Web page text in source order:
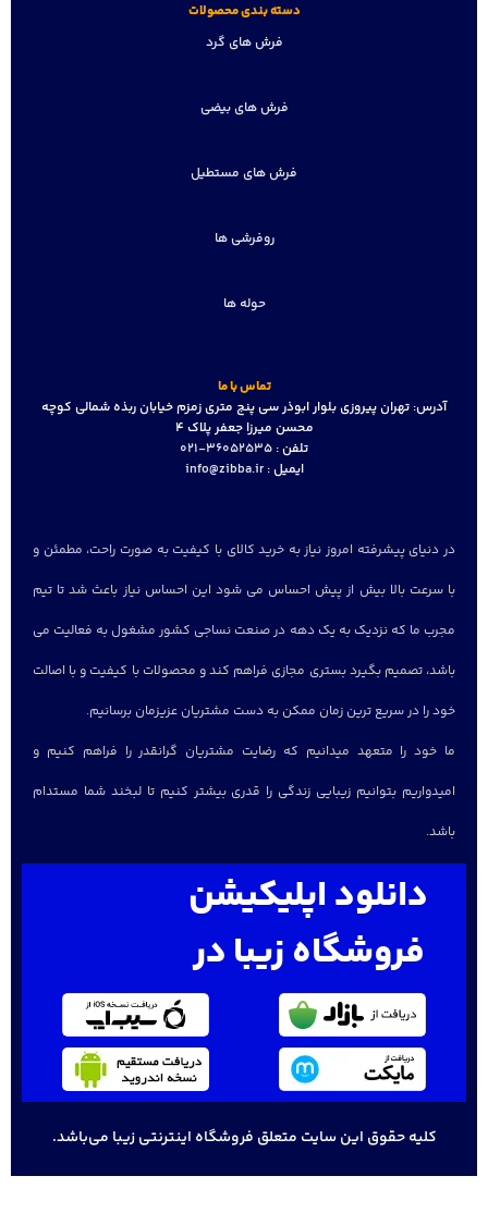
دسته بندی محصولات
فرش های گرد
فرش های بیضی
فرش های مستطیل
روفرشی ها
حوله ها
تماس با ما
آدرس: تهران پیروزی بلوار ابوذر سی پنج متری زمزم خیابان ربذه شمالی کوچه
محسن میرزا جعفر پلاک 4
تلفن : 36052535-021
ایمیل :info@zibba.ir
در دنیای پیشرفته امروز نیاز به خرید کالای با کیفیت به صورت راحت، مطمئن و
با سرعت بالا بیش از پیش احساس می شود این احساس نیاز باعث شد تا تیم
مجرب ما که نزدیک به یک دهه در صنعت نساجی کشور مشغول به فعالیت می
باشد، تصمیم بگیرد بستری مجازی فراهم کند و محصولات با کیفیت و با اصالت
خود را در سریع ترین زمان ممکن به دست مشتریان عزیزمان برسانیم.
ما خود را متعهد میدانیم که رضایت مشتریان گرانقدر را فراهم کنیم و
امیدواریم بتوانیم زیبایی زندگی را قدری بیشتر کنیم تا لبخند شما مستدام
باشد.
دانلود اپلیکیشن
فروشگاه زیبا در
کلیه حقوق این سایت متعلق فروشگاه اینترنتی زیبا می‌باشد.